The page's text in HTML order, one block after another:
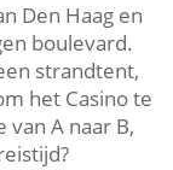
Den Haag en
boulevard.
strandtent,
het Casino te
A naar B,